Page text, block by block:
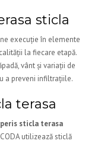
sticla
execuție în elemente
la fiecare etapă.
vânt și variații de
a preveni infiltrațiile.
terasa
sticla terasa
utilizează sticlă